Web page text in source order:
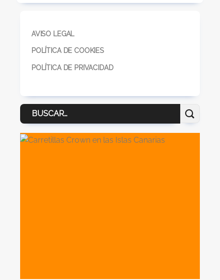
AVISO LEGAL
POLÍTICA DE COOKIES
POLÍTICA DE PRIVACIDAD
Buscar
por: